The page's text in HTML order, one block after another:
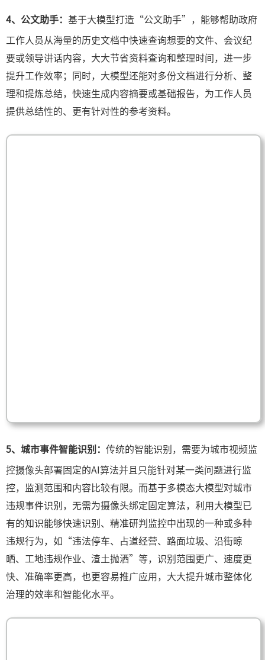
4、公文助手： 基于大模型打造“公文助手”，能够帮助政府
工作人员从海量的历史文档中快速查询想要的文件、会议纪
要或领导讲话内容，大大节省资料查询和整理时间，进一步
提升工作效率；同时，大模型还能对多份文档进行分析、整
理和提炼总结，快速生成内容摘要或基础报告，为工作人员
提供总结性的、更有针对性的参考资料。
5、城市事件智能识别： 传统的智能识别，需要为城市视频监
控摄像头部署固定的AI算法并且只能针对某一类问题进行监
控，监测范围和内容比较有限。而基于多模态大模型对城市
违规事件识别，无需为摄像头绑定固定算法，利用大模型已
有的知识能够快速识别、精准研判监控中出现的一种或多种
违规行为，如“违法停车、占道经营、路面垃圾、沿街晾
晒、工地违规作业、渣土抛洒”等，识别范围更广、速度更
快、准确率更高，也更容易推广应用，大大提升城市整体化
治理的效率和智能化水平。